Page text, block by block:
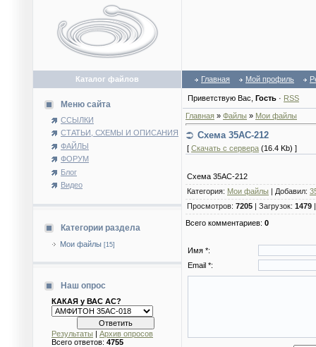
Каталог файлов Главная Мой профиль
Меню сайта
ССЫЛКИ
СТАТЬИ, СХЕМЫ И ОПИСАНИЯ
ФАЙЛЫ
ФОРУМ
Блог
Видео
Категории раздела
Мои файлы [15]
Наш опрос
КАКАЯ у ВАС АС?
Результаты | Архив опросов
Всего ответов: 4755
Приветствую Вас Гость · RSS
Главная » Файлы » Мои файлы
Схема 35АС-212
[ Скачать с сервера (16.4 Kb) ]
Схема 35АС-212
Категория: Мои файлы | Добавил:
Просмотров: 7205 | Загрузок: 1479
Всего комментариев: 0
Имя *:
Email *: